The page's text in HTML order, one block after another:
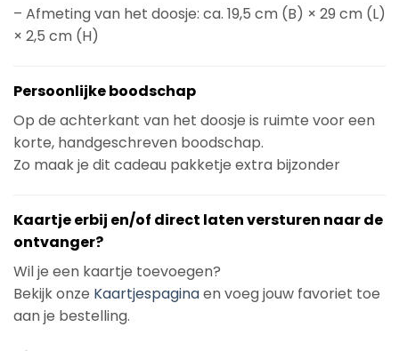
– Afmeting van het doosje: ca. 19,5 cm (B) × 29 cm (L)
× 2,5 cm (H)
Persoonlijke boodschap
Op de achterkant van het doosje is ruimte voor een
korte, handgeschreven boodschap.
Zo maak je dit cadeau pakketje extra bijzonder
Kaartje erbij en/of direct laten versturen naar de
ontvanger?
Wil je een kaartje toevoegen?
Bekijk onze Kaartjespaginaen voeg jouw favoriet toe
aan je bestelling.